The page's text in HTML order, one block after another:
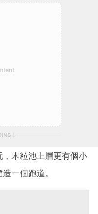
木粒池上層更有個小
一個跑道。